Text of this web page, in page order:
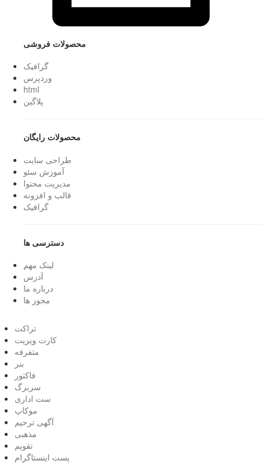
محصولات فروشی
گرافیک
وردپرس
html
پلاگین
محصولات رایگان
طراحی سایت
آموزش سئو
مدیریت محتوا
قالب و افزونه
گرافیک
دسترسی ها
لینک مهم
آدرس
درباره ما
مجوز ها
تراکت
کارت ویزیت
متفرفه
بنر
فاکتور
سربرگ
ست اداری
موکاپ
آگهی ترحیم
مذهبی
تقویم
پست اینستاگرام